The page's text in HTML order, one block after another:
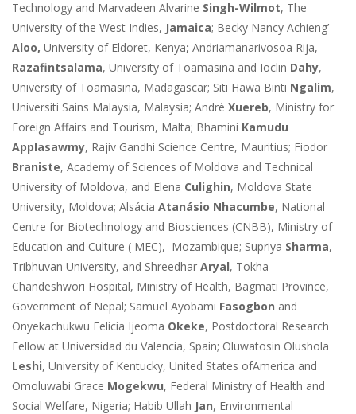
Technology and Marvadeen Alvarine Singh-Wilmot, The
University of the West Indies, Jamaica; Becky Nancy Achieng’
Aloo, University of Eldoret, Kenya; Andriamanarivosoa Rija,
Razafintsalama, University of Toamasina and Ioclin Dahy,
University of Toamasina, Madagascar; Siti Hawa Binti Ngalim,
Universiti Sains Malaysia, Malaysia; Andrè Xuereb, Ministry for
Foreign Affairs and Tourism, Malta; Bhamini Kamudu
Applasawmy, Rajiv Gandhi Science Centre, Mauritius; Fiodor
Braniste, Academy of Sciences of Moldova and Technical
University of Moldova, and Elena Culighin, Moldova State
University, Moldova; Alsácia Atanásio Nhacumbe, National
Centre for Biotechnology and Biosciences (CNBB), Ministry of
Education and Culture ( MEC), Mozambique; Supriya Sharma,
Tribhuvan University, and Shreedhar Aryal, Tokha
Chandeshwori Hospital, Ministry of Health, Bagmati Province,
Government of Nepal; Samuel Ayobami Fasogbon and
Onyekachukwu Felicia Ijeoma Okeke, Postdoctoral Research
Fellow at Universidad du Valencia, Spain; Oluwatosin Olushola
Leshi, University of Kentucky, United States ofAmerica and
Omoluwabi Grace Mogekwu, Federal Ministry of Health and
Social Welfare, Nigeria; Habib Ullah Jan, Environmental